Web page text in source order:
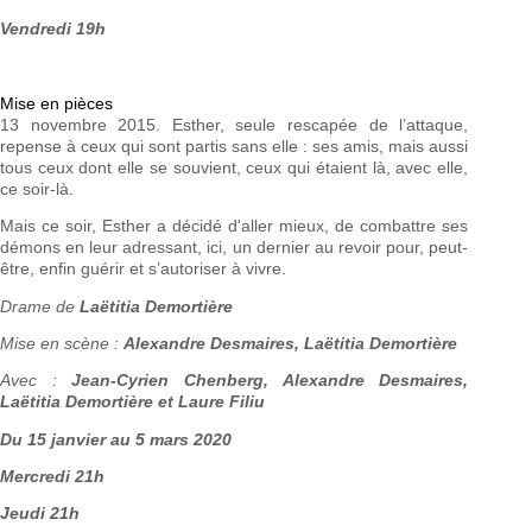
Vendredi 19h
Mise en pièces
13 novembre 2015. Esther, seule rescapée de l’attaque,
repense à ceux qui sont partis sans elle : ses amis, mais aussi
tous ceux dont elle se souvient, ceux qui étaient là, avec elle,
ce soir-là.
Mais ce soir, Esther a décidé d'aller mieux, de combattre ses
démons en leur adressant, ici, un dernier au revoir pour, peut-
être, enfin guérir et s’autoriser à vivre.
Drame de Laëtitia Demortière
Mise en scène : Alexandre Desmaires, Laëtitia Demortière
Avec :Jean-Cyrien Chenberg, Alexandre Desmaires,
Laëtitia Demortière et Laure Filiu
Du 15 janvier au 5 mars 2020
Mercredi 21h
Jeudi 21h